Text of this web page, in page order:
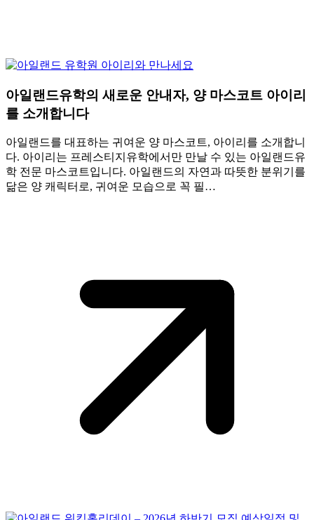
아일랜드유학의 새로운 안내자, 양 마스코트 아이리
를 소개합니다
아일랜드를 대표하는 귀여운 양 마스코트, 아이리를 소개합니
다. 아이리는 프레스티지유학에서만 만날 수 있는 아일랜드유
학 전문 마스코트입니다. 아일랜드의 자연과 따뜻한 분위기를
닮은 양 캐릭터로, 귀여운 모습으로 꼭 필…